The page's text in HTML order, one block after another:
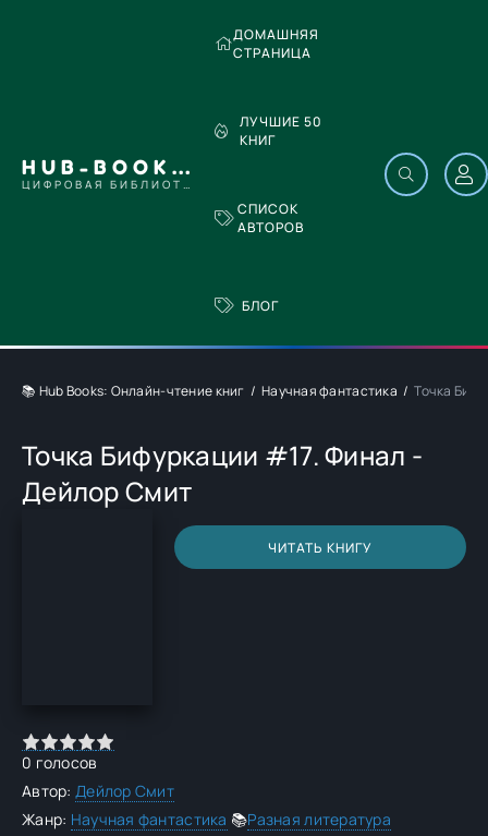
HUB-BOOKS.COM
ЦИФРОВАЯ БИБЛИОТЕКА
ДОМАШНЯЯ
СТРАНИЦА
ЛУЧШИЕ 50
КНИГ
СПИСОК
АВТОРОВ
БЛОГ
📚 Hub Books: Онлайн-чтение книг Научная фантастика Точка
Точка Бифуркации #17. Финал -
Дейлор Смит
ЧИТАТЬ КНИГУ
0 голосов
Автор: Дейлор Смит
Жанр: Научная фантастика 📚Разная литература